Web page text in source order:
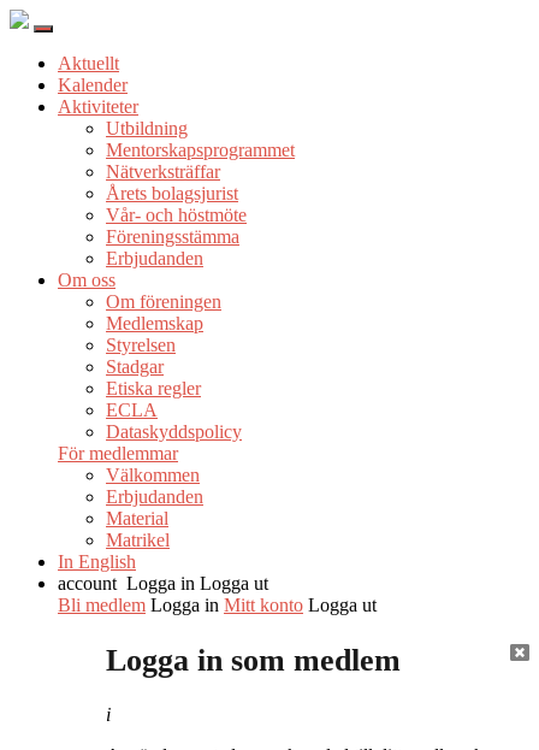
Aktuellt
Kalender
Aktiviteter
Utbildning
Mentorskapsprogrammet
Nätverksträffar
Årets bolagsjurist
Vår- och höstmöte
Föreningsstämma
Erbjudanden
Om oss
Om föreningen
Medlemskap
Styrelsen
Stadgar
Etiska regler
ECLA
Dataskyddspolicy
För medlemmar
Välkommen
Erbjudanden
Material
Matrikel
In English
account Logga in Logga ut
Bli medlem Logga in Mitt konto Logga ut
Logga in som medlem
i